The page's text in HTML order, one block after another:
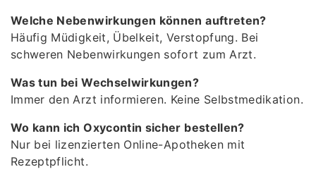
Welche Nebenwirkungen können auftreten?
Häufig Müdigkeit, Übelkeit, Verstopfung. Bei
schweren Nebenwirkungen sofort zum Arzt.
Was tun bei Wechselwirkungen?
Immer den Arzt informieren. Keine Selbstmedikation.
Wo kann ich Oxycontin sicher bestellen?
Nur bei lizenzierten Online-Apotheken mit
Rezeptpflicht.